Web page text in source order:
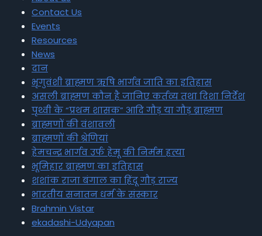
Contact Us
Events
Resources
News
दान
भृगुवंशी ब्राह्मण ऋषि भार्गव जाति का इतिहास
असली ब्राह्मण कौन है जानिए कर्तव्य तथा दिशा निर्देश
पृथ्वी के “प्रथम शासक” आदि गौड़ या गौड़ ब्राह्मण
ब्राह्मणों की वंशावली
ब्राह्मणों की श्रेणियां
हेमचन्द्र भार्गव उर्फ हेमू की निर्मम हत्या
भूमिहार ब्राह्मण का इतिहास
शशांक राजा बंगाल का हिंदू गौड़ राज्य
भारतीय सनातन धर्म के संस्कार
Brahmin Vistar
ekadashi-Udyapan